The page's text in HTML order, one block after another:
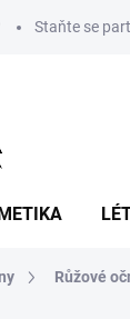
Staňte se
Růžové